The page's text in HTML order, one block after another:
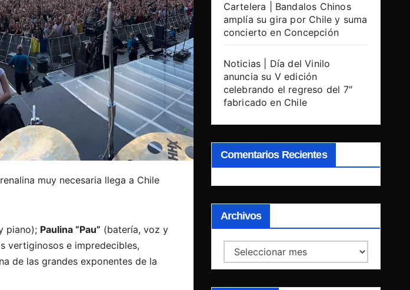
muy necesaria llega a Chile
piano); Paulina “Pau” (batería, voz y
vertiginosos e impredecibles,
de las grandes exponentes de la
Cartelera | Bandalos Chinos
amplía su gira por Chile y suma
concierto en Concepción
Noticias | Día del Vinilo
anuncia su V edición
celebrando el regreso del 7″
fabricado en Chile
Comentarios Recientes
Archivos
Archivos